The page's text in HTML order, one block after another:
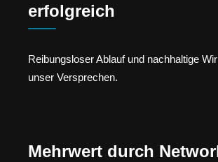
erfolgreich
Reibungsloser Ablauf und nachhaltige
unser Versprechen.
Mehrwert durch